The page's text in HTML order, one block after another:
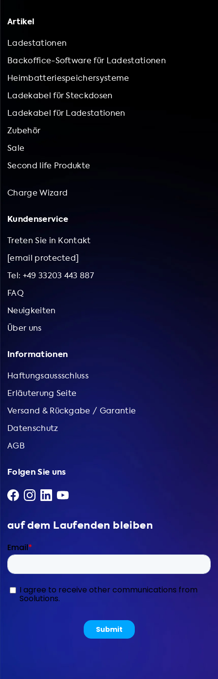
Artikel
Ladestationen
Backoffice-Software für Ladestationen
Heimbatteriespeichersysteme
Ladekabel für Steckdosen
Ladekabel für Ladestationen
Zubehör
Sale
Second life Produkte
Charge Wizard
Kundenservice
Treten Sie in Kontakt
[email protected]
Tel: +49 33203 443 887
FAQ
Neuigkeiten
Über uns
Informationen
Haftungsaussschluss
Erläuterung Seite
Versand & Rückgabe / Garantie
Datenschutz
AGB
Folgen Sie uns
auf dem Laufenden bleiben